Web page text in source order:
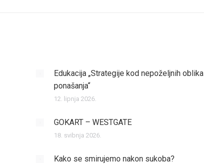
Edukacija „Strategije kod nepoželjnih oblika
ponašanja“
12. lipnja 2026.
GOKART – WESTGATE
18. svibnja 2026.
Kako se smirujemo nakon sukoba?